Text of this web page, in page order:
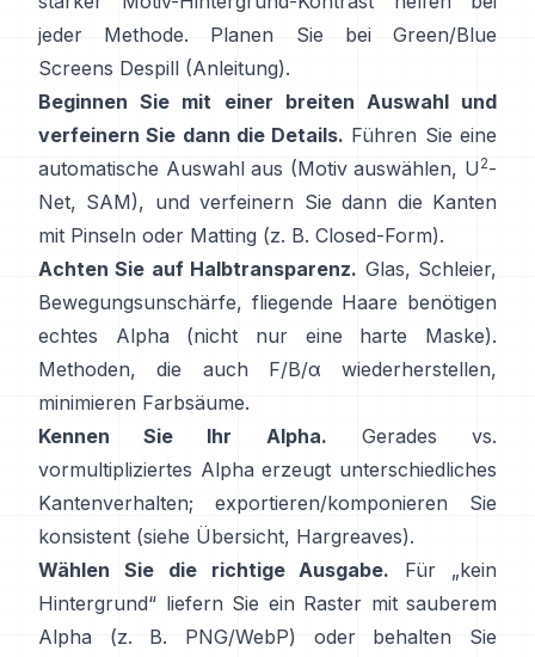
jeder Methode. Planen Sie bei Green/Blue
Screens Despill (Anleitung).
Beginnen Sie mit einer breiten Auswahl und
verfeinern Sie dann die Details. Führen Sie eine
automatische Auswahl aus (Motiv auswählen, U 2-
Net, SAM), und verfeinern Sie dann die Kanten
mit Pinseln oder Matting (z. B. Closed-Form).
Achten Sie auf Halbtransparenz. Glas, Schleier,
Bewegungsunschärfe, fliegende Haare benötigen
echtes Alpha (nicht nur eine harte Maske).
Methoden, die auch
F/B/α wiederherstellen,
minimieren Farbsäume.
Kennen Sie Ihr Alpha.
Gerades vs.
vormultipliziertes Alpha erzeugt unterschiedliches
Kantenverhalten; exportieren/komponieren Sie
konsistent (siehe Übersicht, Hargreaves).
Wählen Sie die richtige Ausgabe. Für „kein
Hintergrund“ liefern Sie ein Raster mit sauberem
Alpha (z. B. PNG/WebP) oder behalten Sie